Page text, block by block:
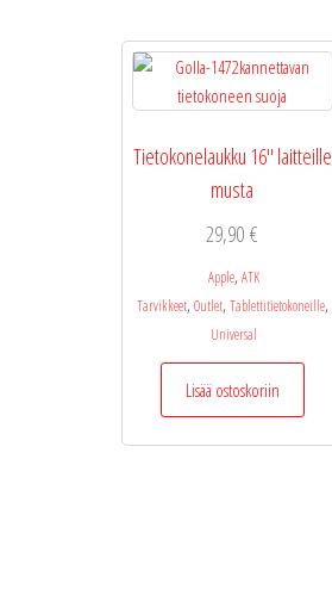
Tietokonelaukku 16″ laitteille
musta
29,90€
Apple, ATK
Tarvikkeet, Outlet, Tablettitietokoneille,
Universal
Lisää ostoskoriin